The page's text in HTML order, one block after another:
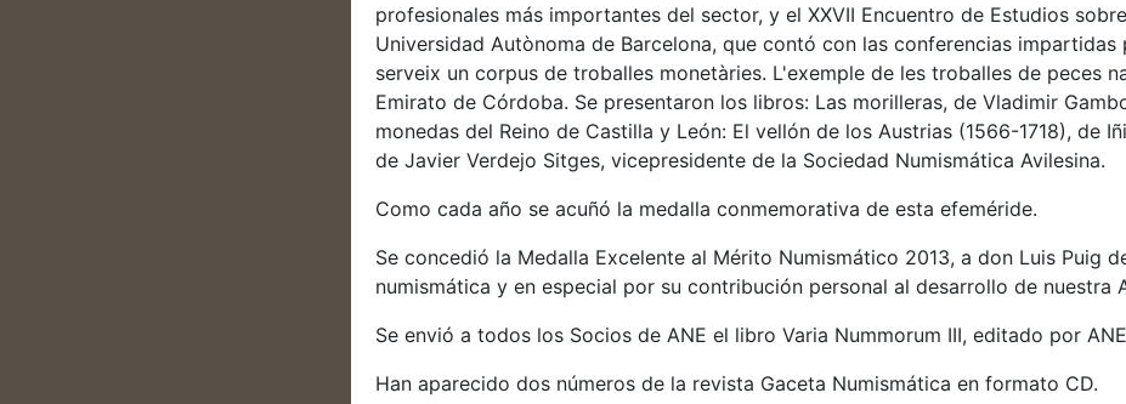
profesionales más importantes del sector, y el XXVII Encuentro de Estudios
Universidad Autònoma de Barcelona, que contó con las conferencias
serveix un corpus de troballes monetàries. L'exemple de les troballes de peces
Emirato de Córdoba. Se presentaron los libros: Las morilleras, de Vladimir
monedas del Reino de Castilla y León: El vellón de los Austrias (1566-1718), de
de Javier Verdejo Sitges, vicepresidente de la Sociedad Numismática Avilesina.
Como cada año se acuñó la medalla conmemorativa de esta efeméride.
Se concedió la Medalla Excelente al Mérito Numismático 2013, a don Luis Puig
numismática y en especial por su contribución personal al desarrollo de nuestra
Se envió a todos los Socios de ANE el libro Varia Nummorum III, editado por
Han aparecido dos números de la revista Gaceta Numismática en formato CD.